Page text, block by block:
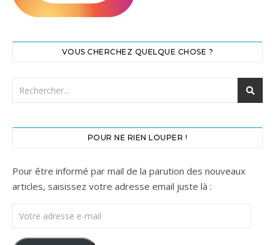
VOUS CHERCHEZ QUELQUE CHOSE ?
POUR NE RIEN LOUPER !
Pour être informé par mail de la parution des nouveaux
articles, saisissez votre adresse email juste là :
Votre adresse e-mail